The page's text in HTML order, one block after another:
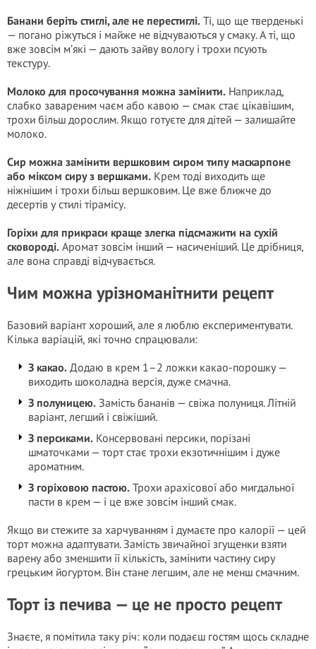
Банани беріть стиглі, але не перестиглі. Ті, що ще тверденькі
— погано ріжуться і майже не відчуваються у смаку. А ті, що
вже зовсім м’які — дають зайву вологу і трохи псують
текстуру.
Молоко для просочування можна замінити. Наприклад,
слабко завареним чаєм або кавою — смак стає цікавішим,
трохи більш дорослим. Якщо готуєте для дітей — залишайте
молоко.
Сир можна замінити вершковим сиром типу маскарпоне
або міксом сиру з вершками. Крем тоді виходить ще
ніжнішим і трохи більш вершковим. Це вже ближче до
десертів у стилі тірамісу.
Горіхи для прикраси краще злегка підсмажити на сухій
сковороді. Аромат зовсім інший — насиченіший. Це дрібниця,
але вона справді відчувається.
Чим можна урізноманітнити рецепт
Базовий варіант хороший, але я люблю експериментувати.
Кілька варіацій, які точно спрацювали:
З какао. Додаю в крем 1–2 ложки какао-порошку —
виходить шоколадна версія, дуже смачна.
З полуницею. Замість бананів — свіжа полуниця. Літній
варіант, легший і свіжіший.
З персиками. Консервовані персики, порізані
шматочками — торт стає трохи екзотичнішим і дуже
ароматним.
З горіховою пастою. Трохи арахісової або мигдальної
пасти в крем — і це вже зовсім інший смак.
Якщо ви стежите за харчуванням і думаєте про калорії — цей
торт можна адаптувати. Замість звичайної згущенки взяти
варену або зменшити її кількість, замінити частину сиру
грецьким йогуртом. Він стане легшим, але не менш смачним.
Торт із печива — це не просто рецепт
Знаєте, я помітила таку річ: коли подаєш гостям щось складне